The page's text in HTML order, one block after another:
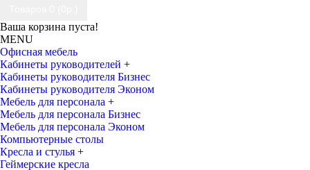
Ваша корзина пуста!
MENU
Офисная мебель
Кабинеты руководителей +
Кабинеты руководителя Бизнес
Кабинеты руководителя Эконом
Мебель для персонала +
Мебель для персонала Бизнес
Мебель для персонала Эконом
Компьютерные столы
Кресла и стулья +
Геймерские кресла